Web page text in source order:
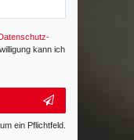
Daten­schutz­
kann ich
ein Pflichtfeld.